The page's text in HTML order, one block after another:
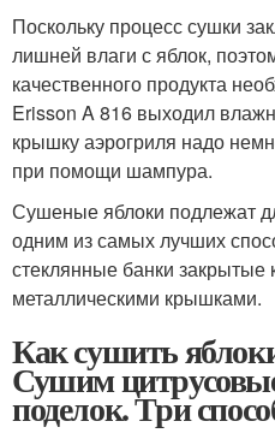
Поскольку процесс сушки
лишней влаги с яблок,
качественного продукта
Erisson A 816 выходил
крышку аэрогриля надо
при помощи шампура.
Сушеные яблоки подлежат
одним из самых лучших
стеклянные банки
металлическими крышками.
Как сушить
Сушим
поделок. Три